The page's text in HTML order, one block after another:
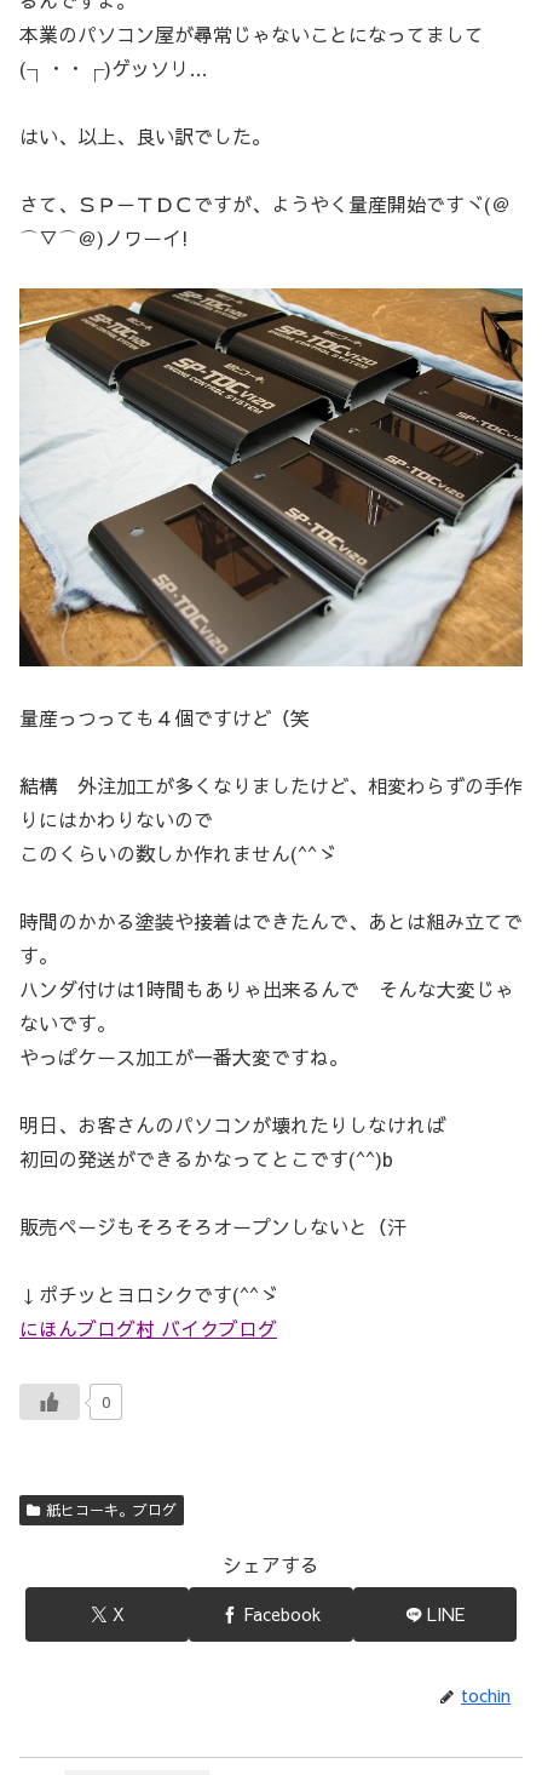
本業のパソコン屋が尋常じゃないことになってまして
(┐・・┌)ゲッソリ…
はい、以上、良い訳でした。
さて、ＳＰ－ＴＤＣですが、ようやく量産開始ですヾ(＠
⌒▽⌒＠)ノワーイ!
量産っつっても４個ですけど（笑
結構 外注加工が多くなりましたけど、相変わらずの手作
りにはかわりないので
このくらいの数しか作れません(^^ゞ
時間のかかる塗装や接着はできたんで、あとは組み立てで
す。
ハンダ付けは1時間もありゃ出来るんで そんな大変じゃ
ないです。
やっぱケース加工が一番大変ですね。
明日、お客さんのパソコンが壊れたりしなければ
初回の発送ができるかなってとこです(^^)b
販売ページもそろそろオープンしないと（汗
↓ポチッとヨロシクです(^^ゞ
にほんブログ村 バイクブログ
0
紙ヒコーキ。ブログ
シェアする
X Facebook LINE
tochin